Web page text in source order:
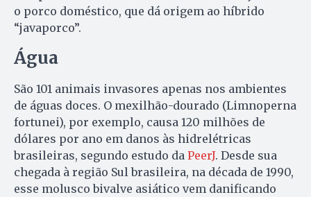
o porco doméstico, que dá origem ao híbrido
“javaporco”.
Água
São 101 animais invasores apenas nos ambientes
de águas doces. O mexilhão-dourado (Limnoperna
fortunei), por exemplo, causa 120 milhões de
dólares por ano em danos às hidrelétricas
brasileiras, segundo estudo da PeerJ. Desde sua
chegada à região Sul brasileira, na década de 1990,
esse molusco bivalve asiático vem danificando